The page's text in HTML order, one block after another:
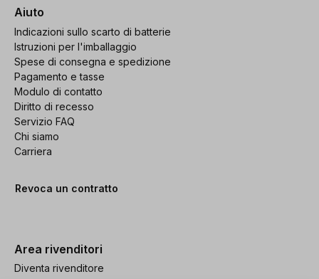
Aiuto
Indicazioni sullo scarto di batterie
Istruzioni per l'imballaggio
Spese di consegna e spedizione
Pagamento e tasse
Modulo di contatto
Diritto di recesso
Servizio FAQ
Chi siamo
Carriera
Revoca un contratto
Area rivenditori
Diventa rivenditore